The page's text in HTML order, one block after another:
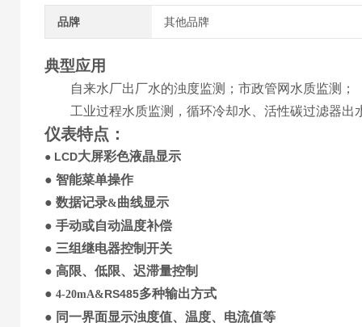
品牌 其他品牌
典型应用
自来水厂出厂水的浊度监测；市政管网水质监测；
工业过程水质监测，循环冷却水、活性碳过滤器出
仪表特点 ：
● LCD大屏彩色液晶显示
● 智能菜单操作
● 数据记录&曲线显示
● 手动或自动温度补偿
● 三组继电器控制开关
● 高限、低限、迟滞量控制
● 4-20mA&RS485多种输出方式
● 同一界面显示浊度值、 温度、 电流值等